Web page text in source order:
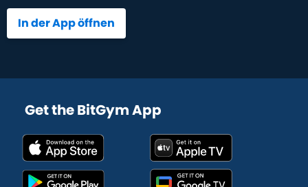
In der App öffnen
Get the BitGym App